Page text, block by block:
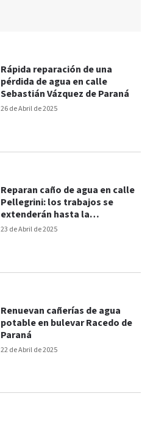
26 de Abril de 2025
Rápida reparación de una
pérdida de agua en calle
Sebastián Vázquez de Paraná
23 de Abril de 2025
Reparan caño de agua en calle
Pellegrini: los trabajos se
extenderán hasta la
madrugada
22 de Abril de 2025
Renuevan cañerías de agua
potable en bulevar Racedo de
Paraná